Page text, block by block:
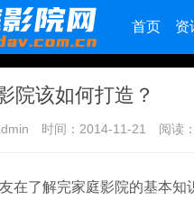
首页 资
院该如何打造？
时间：2014-11-21 阅读：
在了解完家庭影院的基本